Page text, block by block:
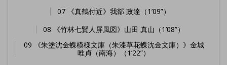
07 《真鶴付近》我部 政達（1’09”）
08 《竹林七賢人屏風図》山田 真山（1’08”）
09 《朱塗沈金蝶模様文庫（朱漆草花蝶沈金文庫）》金城
唯貞（南海）（1’22”）